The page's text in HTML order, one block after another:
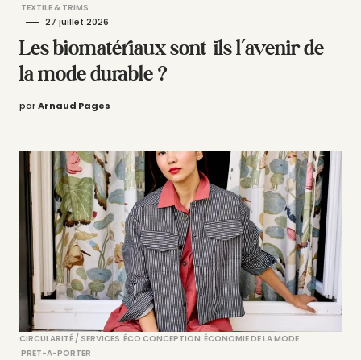
TEXTILE & TRIMS
27 juillet 2026
Les biomatériaux sont-ils l’avenir de
la mode durable ?
parArnaud Pages
CIRCULARITÉ / SERVICES ÉCO CONCEPTION ÉCONOMIE DE LA MODE
PRET-A-PORTER